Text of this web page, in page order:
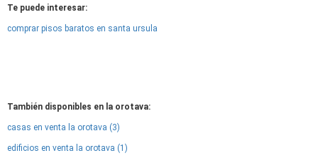
Te puede interesar:
comprar pisos baratos en santa ursula
También disponibles en la orotava:
casas en venta la orotava (3)
edificios en venta la orotava (1)